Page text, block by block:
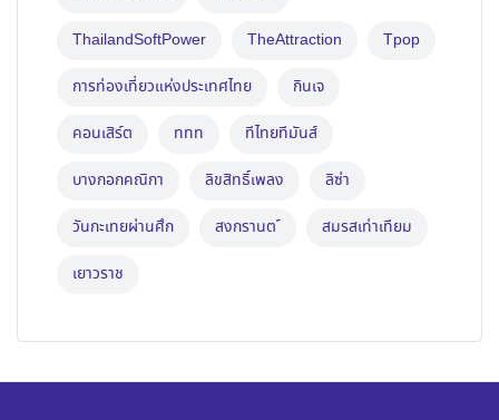
ThailandSoftPower TheAttraction Tpop
การท่องเที่ยวแห่งประเทศไทย กินเจ
คอนเสิร์ต ททท ทีไทยทีมันส์
บางกอกคณิกา ลิขสิทธิ์เพลง ลิซ่า
วันกะเทยผ่านศึก สงกรานต ์ สมรสเท่าเทียม
เยาวราช